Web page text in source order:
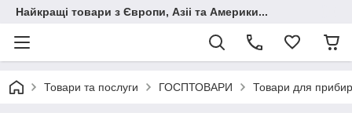
Найкращі товари з Європи, Азіі та Америки...
Товари та послуги ГОСПТОВАРИ Товари для